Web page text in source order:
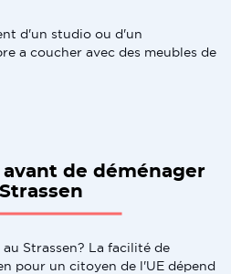
d'un studio ou d'un
a coucher avec des meubles de
avant de déménager
Strassen? La facilité de
pour un citoyen de l'UE dépend